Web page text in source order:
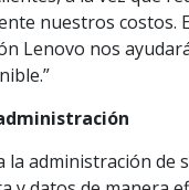
nuestros costos.
Lenovo nos
la administración de